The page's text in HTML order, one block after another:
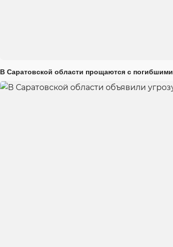
В Саратовской области прощаются с